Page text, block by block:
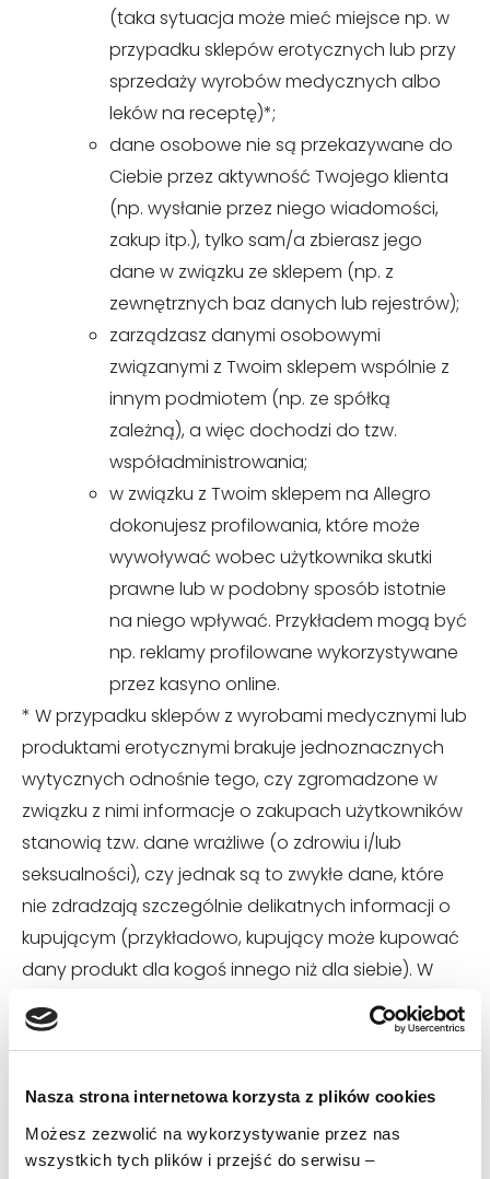
Nasza strona internetowa korzysta z plików cookies
Możesz zezwolić na wykorzystywanie przez nas
wszystkich tych plików i przejść do serwisu –
(taka sytuacja może mieć miejsce np. w
przypadku sklepów erotycznych lub przy
sprzedaży wyrobów medycznych albo
leków na receptę)*;
dane osobowe nie są przekazywane do
Ciebie przez aktywność Twojego klienta
(np. wysłanie przez niego wiadomości,
zakup itp.), tylko sam/a zbierasz jego
dane w związku ze sklepem (np. z
zewnętrznych baz danych lub rejestrów);
zarządzasz danymi osobowymi
związanymi z Twoim sklepem wspólnie z
innym podmiotem (np. ze spółką
zależną), a więc dochodzi do tzw.
współadministrowania;
w związku z Twoim sklepem na Allegro
dokonujesz profilowania, które może
wywoływać wobec użytkownika skutki
prawne lub w podobny sposób istotnie
na niego wpływać. Przykładem mogą być
np. reklamy profilowane wykorzystywane
przez kasyno online.
* W przypadku sklepów z wyrobami medycznymi lub
produktami erotycznymi brakuje jednoznacznych
wytycznych odnośnie tego, czy zgromadzone w
związku z nimi informacje o zakupach użytkowników
stanowią tzw. dane wrażliwe (o zdrowiu i/lub
seksualności), czy jednak są to zwykłe dane, które
nie zdradzają szczególnie delikatnych informacji o
kupującym (przykładowo, kupujący może kupować
dany produkt dla kogoś innego niż dla siebie). W
naszej ocenie historia zakupów użytkownika w tego
rodzaju sklepach – zwłaszcza erotycznych – może
konieczność zastosowania się przez Ciebie do
bardziej wymagających przepisów niż te, które
uwzględnia nasz Kreator. Tym niemniej, ze względu